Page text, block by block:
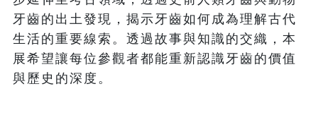
牙齒的出土發現，揭示牙齒如何成為理解古代
生活的重要線索。透過故事與知識的交織，本
展希望讓每位參觀者都能重新認識牙齒的價值